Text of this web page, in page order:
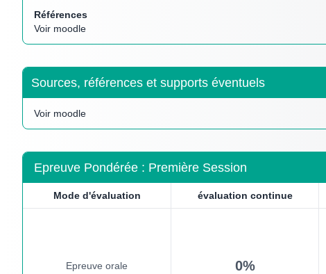
Références
Voir moodle
Sources, références et supports éventuels
Voir moodle
Epreuve Pondérée : Première Session
Mode d'évaluation évaluation continue
Epreuve orale 0%